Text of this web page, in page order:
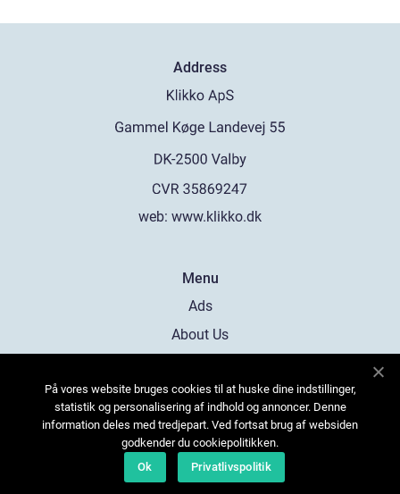
Address
web: www.klikko.dk
Menu
Ads
About Us
Contact
Sitemap
På vores website bruges cookies til at huske dine indstillinger,
statistik og personalisering af indhold og annoncer. Denne
information deles med tredjepart. Ved fortsat brug af websiden
godkender du cookiepolitikken.
Ok
Privatlivspolitik